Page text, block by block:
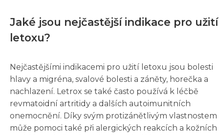
Jaké jsou nejčastější indikace pro užití
letoxu?
Nejčastějšími indikacemi pro užití letoxu jsou bolesti
hlavy a migréna, svalové bolesti a záněty, horečka a
nachlazení. Letrox se také často používá k léčbě
revmatoidní artritidy a dalších autoimunitních
onemocnění. Díky svým protizánětlivým vlastnostem
může pomoci také při alergických reakcích a kožních